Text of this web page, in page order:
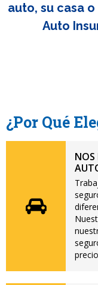
auto, su casa
Auto
¿Por Qué
NOS